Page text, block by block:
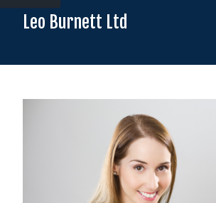
Leo Burnett Ltd